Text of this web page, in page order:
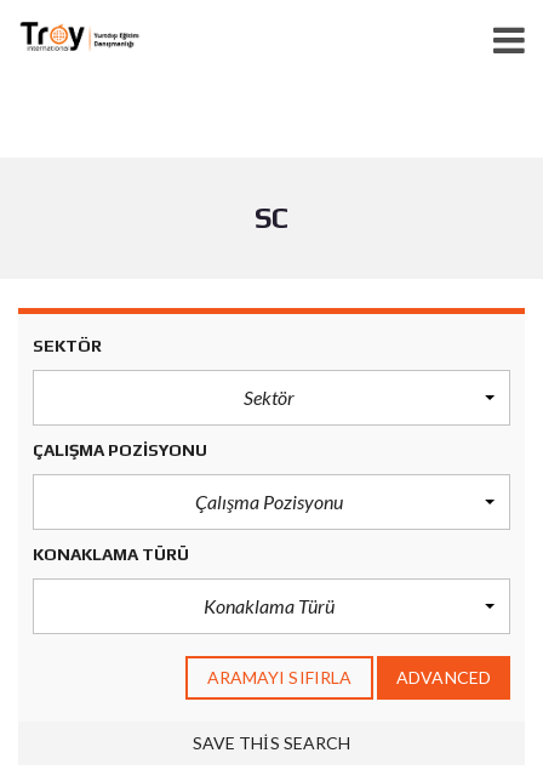
SC
SEKTÖR
Sektör
ÇALIŞMA POZISYONU
Çalışma Pozisyonu
KONAKLAMA TÜRÜ
Konaklama Türü
ARAMAYI SIFIRLA ADVANCED
SAVE THIS SEARCH